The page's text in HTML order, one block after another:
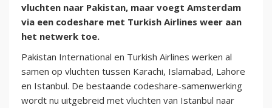
vluchten naar Pakistan, maar voegt Amsterdam
via een codeshare met Turkish Airlines weer aan
het netwerk toe.
Pakistan International en Turkish Airlines werken al
samen op vluchten tussen Karachi, Islamabad, Lahore
en Istanbul. De bestaande codeshare-samenwerking
wordt nu uitgebreid met vluchten van Istanbul naar